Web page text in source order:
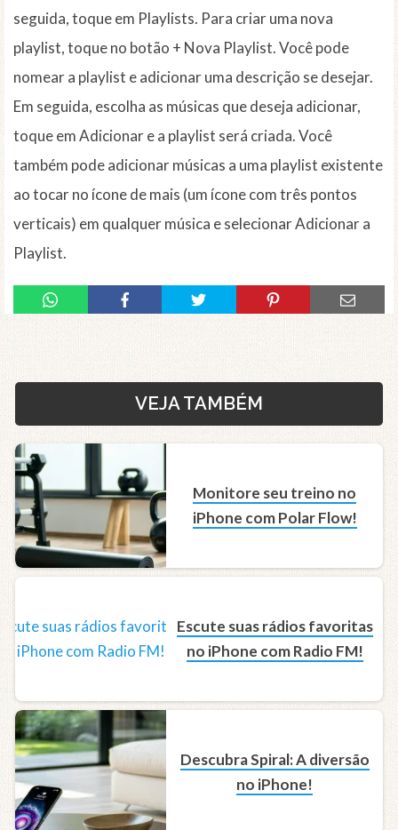
seguida, toque em Playlists. Para criar uma nova
playlist, toque no botão + Nova Playlist. Você pode
nomear a playlist e adicionar uma descrição se desejar.
Em seguida, escolha as músicas que deseja adicionar,
toque em Adicionar e a playlist será criada. Você
também pode adicionar músicas a uma playlist existente
ao tocar no ícone de mais (um ícone com três pontos
verticais) em qualquer música e selecionar Adicionar a
Playlist.
VEJA TAMBÉM
Monitore seu treino no
iPhone com Polar Flow!
Escute suas rádios favoritas
no iPhone com Radio FM!
Descubra Spiral: A diversão
no iPhone!